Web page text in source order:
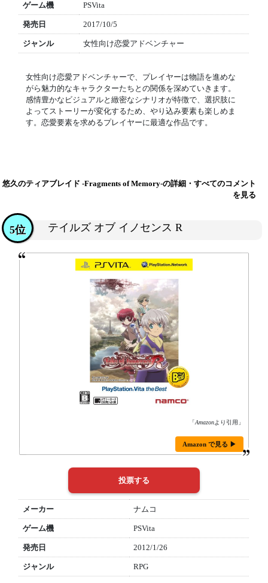
ゲーム機 PSVita
発売日 2017/10/5
ジャンル 女性向け恋愛アドベンチャー
女性向け恋愛アドベンチャーで、プレイヤーは物語を進めな
がら魅力的なキャラクターたちとの関係を深めていきます。
感情豊かなビジュアルと緻密なシナリオが特徴で、選択肢に
よってストーリーが変化するため、やり込み要素も楽しめま
す。恋愛要素を求めるプレイヤーに最適な作品です。
悠久のティアブレイド -Fragments of Memory-の詳細・すべてのコメント
を見る
テイルズ オブ イノセンス R
5位
「Amazonより引用」
Amazon で見る ▶
メーカー ナムコ
ゲーム機 PSVita
発売日 2012/1/26
ジャンル RPG